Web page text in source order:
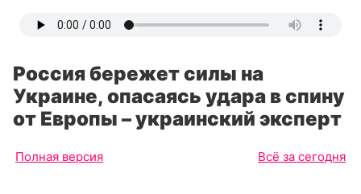
Россия бережет силы на
Украине, опасаясь удара в спину
от Европы – украинский эксперт
Полная версия Всё за сегодня